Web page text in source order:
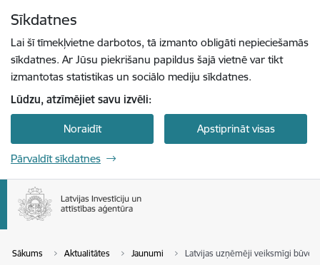
Sīkdatnes
Lai šī tīmekļvietne darbotos, tā izmanto obligāti nepieciešamās
sīkdatnes. Ar Jūsu piekrišanu papildus šajā vietnē var tikt
izmantotas statistikas un sociālo mediju sīkdatnes.
Lūdzu, atzīmējiet savu izvēli:
Noraidīt Apstiprināt visas
Pārvaldīt sīkdatnes
Sākums Aktualitātes Jaunumi Latvijas uzņēmēji veiksmīgi būvē